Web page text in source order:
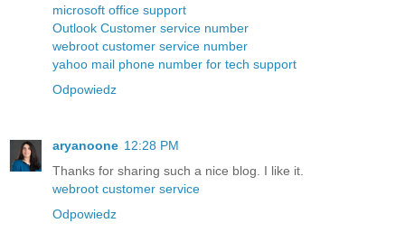
microsoft office support
Outlook Customer service number
webroot customer service number
yahoo mail phone number for tech support
Odpowiedz
aryanoone 12:28 PM
Thanks for sharing such a nice blog. I like it.
webroot customer service
Odpowiedz